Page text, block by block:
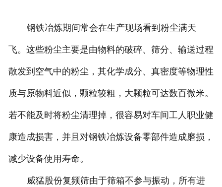
钢铁冶炼期间常会在生产现场看到粉尘满天
飞。这些粉尘主要是由物料的破碎、筛分、输送过程
散发到空气中的粉尘，其化学成分、真密度等物理性
质与原物料近似，颗粒较粗，大颗粒可达数百微米。
若不能及时将粉尘清理掉，很容易对车间工人职业健
康造成损害，并且对钢铁冶炼设备零部件造成磨损，
减少设备使用寿命。
威猛股份复频筛由于筛箱不参与振动，所有进